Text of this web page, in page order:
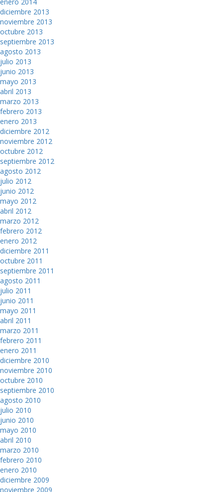
diciembre 2013
noviembre 2013
octubre 2013
septiembre 2013
agosto 2013
julio 2013
junio 2013
mayo 2013
abril 2013
marzo 2013
febrero 2013
enero 2013
diciembre 2012
noviembre 2012
octubre 2012
septiembre 2012
agosto 2012
julio 2012
junio 2012
mayo 2012
abril 2012
marzo 2012
febrero 2012
enero 2012
diciembre 2011
octubre 2011
septiembre 2011
agosto 2011
julio 2011
junio 2011
mayo 2011
abril 2011
marzo 2011
febrero 2011
enero 2011
diciembre 2010
noviembre 2010
octubre 2010
septiembre 2010
agosto 2010
julio 2010
junio 2010
mayo 2010
abril 2010
marzo 2010
febrero 2010
enero 2010
diciembre 2009
noviembre 2009